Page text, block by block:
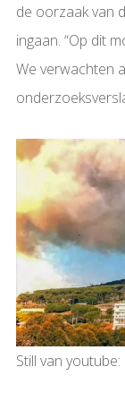
de oorzaak van
ingaan. “Op dit
We verwachten
Still van